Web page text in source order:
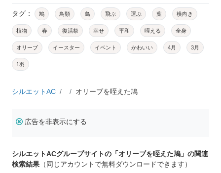
タグ： 鳩 鳥類 鳥 飛ぶ 運ぶ 葉 横向き
植物 春 復活祭 幸せ 平和 咥える 全身
オリーブ イースター イベント かわいい 4月 3月
1羽
シルエットAC オリーブを咥えた鳩
広告を非表示にする
シルエットACグループサイトの「オリーブを咥えた鳩」の関連
検索結果 （同じアカウントで無料ダウンロードできます）